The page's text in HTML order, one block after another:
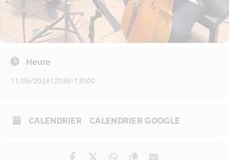
Heure
11/06/202612h30-13h00
CALENDRIER CALENDRIER GOOGLE